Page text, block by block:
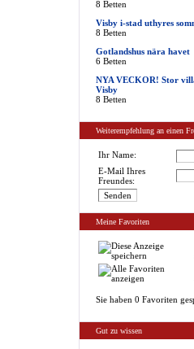
8 Betten
Visby i-stad uthyres
8 Betten
Gotlandshus nära havet
6 Betten
NYA VECKOR! Stor
Visby
8 Betten
Weiterempfehlung an einen
Ihr Name:
E-Mail Ihres
Freundes:
Meine Favoriten
Sie haben 0 Favoriten
Gut zu wissen